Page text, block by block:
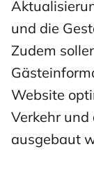
und die
Zudem
Website
Verkehr
ausgebaut